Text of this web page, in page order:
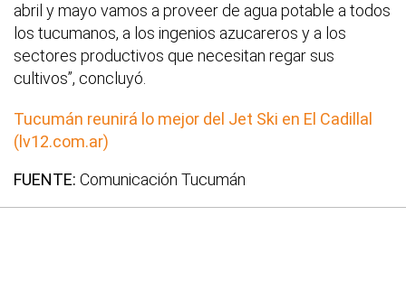
abril y mayo vamos a proveer de agua potable a todos
los tucumanos, a los ingenios azucareros y a los
sectores productivos que necesitan regar sus
cultivos”, concluyó.
Tucumán reunirá lo mejor del Jet Ski en El Cadillal
(lv12.com.ar)
FUENTE: Comunicación Tucumán